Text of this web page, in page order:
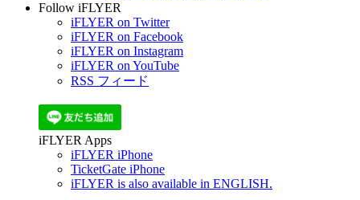
Follow iFLYER
iFLYER on Twitter
iFLYER on Facebook
iFLYER on Instagram
iFLYER on YouTube
RSS フィード
iFLYER Apps
iFLYER iPhone
TicketGate iPhone
iFLYER is also available in ENGLISH.